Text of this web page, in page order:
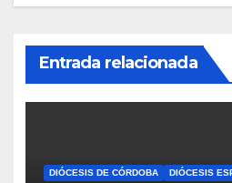
Entrada relacionada
DIÓCESIS DE CÓRDOBA DIÓCESIS